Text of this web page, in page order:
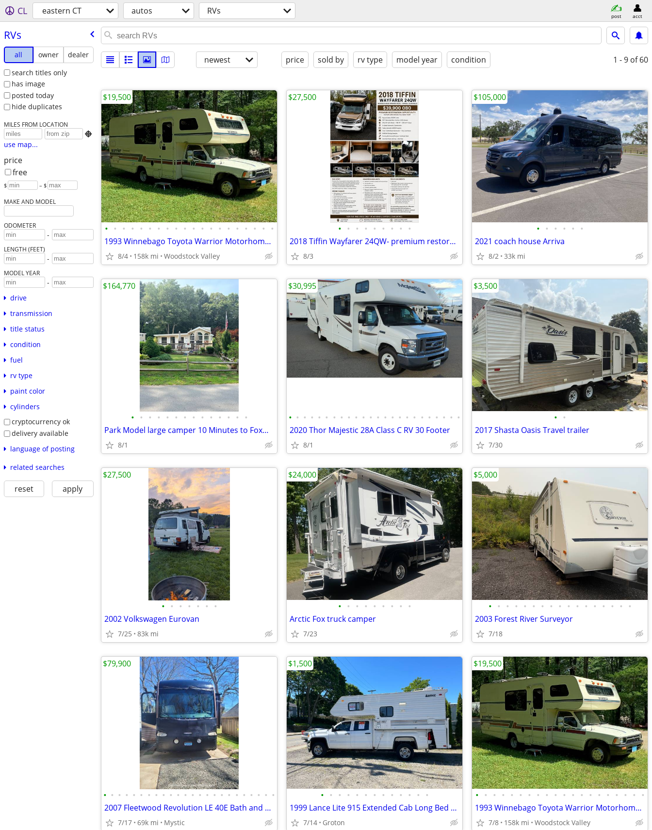
CL eastern CT autos RVs post acct
RVs
all owner
dealer
search titles only
has image
posted today
hide duplicates
MILES FROM LOCATION

use map...
price
free
$ – $
MAKE AND MODEL
ODOMETER
-
LENGTH (FEET)
-
MODEL YEAR
-
drive
transmission
title status
condition
fuel
rv type
paint color
cylinders
cryptocurrency ok
delivery available
language of posting
related searches
reset apply
newest price sold by rv type model year condition 1 - 9 of 60
• • • • • • • • • • • • • • • • • • • •
1993 Winnebago Toyota Warrior Motorhome - V6 3.0L
8/4 158k mi Woodstock Valley
$19,500
• • • • • • • • •
2018 Tiffin Wayfarer 24QW- premium restoration opportunity
8/3
$27,500
• • • • • •
2021 coach house Arriva
8/2 33k mi
$105,000
• • • • • • • • • • • • • •
Park Model large camper 10 Minutes to Foxwoods
8/1
$164,770
• • • • • • • • • • • • • • • • • • • • • • • •
2020 Thor Majestic 28A Class C RV 30 Footer
8/1
$30,995
• •
2017 Shasta Oasis Travel trailer
7/30
$3,500
• • • • • • •
2002 Volkswagen Eurovan
7/25 83k mi
$27,500
• • • • • • • • •
Arctic Fox truck camper
7/23
$24,000
• • • • • • • • • • • • • • • • •
2003 Forest River Surveyor
7/18
$5,000
• • • • • • • • • • • • • • • • • • • • • • • •
2007 Fleetwood Revolution LE 40E Bath and Half
7/17 69k mi Mystic
$79,900
• • • • • • • • • • • • •
1999 Lance Lite 915 Extended Cab Long Bed Truck Camper
7/14 Groton
$1,500
• • • • • • • • • • • • • • • • • • • •
1993 Winnebago Toyota Warrior Motorhome - V6 3.0L
7/8 158k mi Woodstock Valley
$19,500